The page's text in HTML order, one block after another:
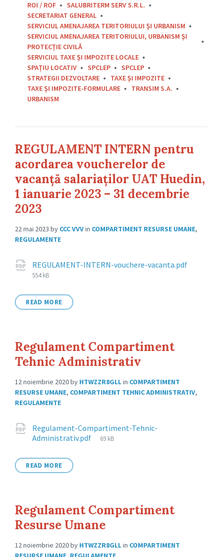
ROI / ROF
SALUBRITERM SERV S.R.L.
SECRETARIAT GENERAL
SERVICIUL AMENAJAREA TERITORIULUI ȘI URBANISM
SERVICIUL AMENAJAREA TERITORIULUI, URBANISM ȘI
PROTECȚIE CIVILĂ
SERVICIUL TAXE ȘI IMPOZITE LOCALE
SPAȚIU LOCATIV
SPCLEP
SPCLEP
STRATEGII DEZVOLTARE
TAXE ȘI IMPOZITE
TAXE ȘI IMPOZITE-FORMULARE
TRANSIM S.A.
URBANISM
REGULAMENT INTERN pentru
acordarea voucherelor de
vacanță salariaților UAT Huedin,
1 ianuarie 2023 – 31 decembrie
2023
22 mai 2023 by CCC VVVin COMPARTIMENT RESURSE UMANE,
REGULAMENTE
Attachments
REGULAMENT-INTERN-vouchere-vacanta.pdf
554 kB
READ MORE
Regulament Compartiment
Tehnic Administrativ
12 noiembrie 2020by HTWZZR8GLLin COMPARTIMENT
RESURSE UMANE, COMPARTIMENT TEHNIC ADMINISTRATIV,
REGULAMENTE
Attachments
Regulament-Compartiment-Tehnic-
Administrativ.pdf
File
69 kB
READ MORE
Regulament Compartiment
Resurse Umane
12 noiembrie 2020by HTWZZR8GLLin COMPARTIMENT